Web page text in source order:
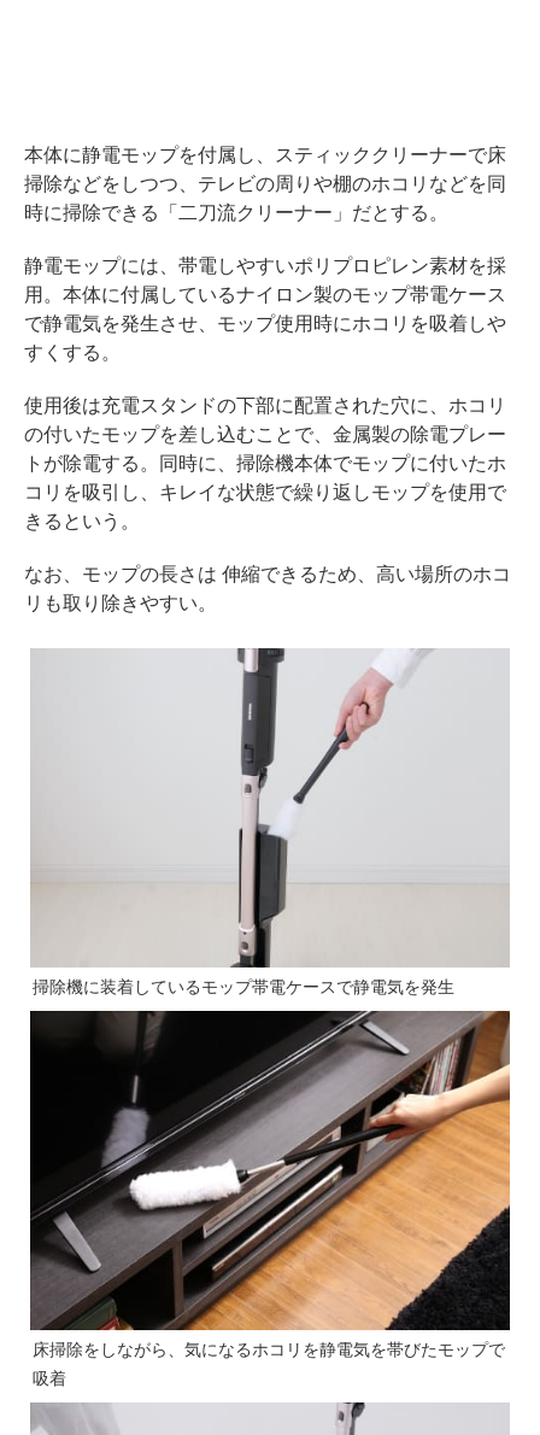
本体に静電モップを付属し、スティッククリーナーで床
掃除などをしつつ、テレビの周りや棚のホコリなどを同
時に掃除できる「二刀流クリーナー」だとする。
静電モップには、帯電しやすいポリプロピレン素材を採
用。本体に付属しているナイロン製のモップ帯電ケース
で静電気を発生させ、モップ使用時にホコリを吸着しや
すくする。
使用後は充電スタンドの下部に配置された穴に、ホコリ
の付いたモップを差し込むことで、金属製の除電プレー
トが除電する。同時に、掃除機本体でモップに付いたホ
コリを吸引し、キレイな状態で繰り返しモップを使用で
きるという。
なお、モップの長さは 伸縮できるため、高い場所のホコ
リも取り除きやすい。
掃除機に装着しているモップ帯電ケースで静電気を発生
床掃除をしながら、気になるホコリを静電気を帯びたモップで
吸着